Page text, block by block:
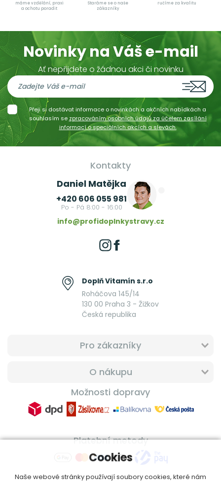
máme vzdělání, praxi
a ochotu poradit
Staráme se o naše
zákazníky
ručíme za kvalitu
Novinky na Váš e-mail
Ať nepřijdete o žádnou akci či novinku
Přeji si dostávat informace o novinkách a akčních nabídkách a
souhlasím se zpracováním osobních údajů za účelem zasílání
informací o speciálních akcích a slevách.
Kontakty
Daniel Matějka
+420 606 055 981
Po - Pá 8:00 - 16:00
info@profidoplnkystravy.cz
Doplň Vitamín s.r.o
Roháčova 145/14
130 00 Praha 3 - Žižkov
Česká republika
Pro zákazníky
O nákupu
Možnosti dopravy
Platební metody
Cookies
Naše webové stránky používají soubory cookies, které nám